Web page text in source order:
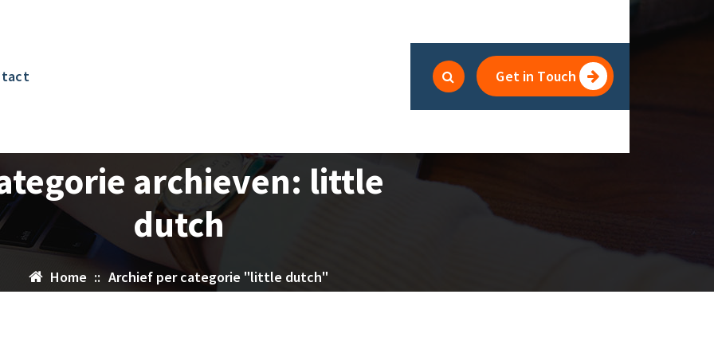
Get in Touch
archieven: little
dutch
Home :: Archief per categorie "little dutch"